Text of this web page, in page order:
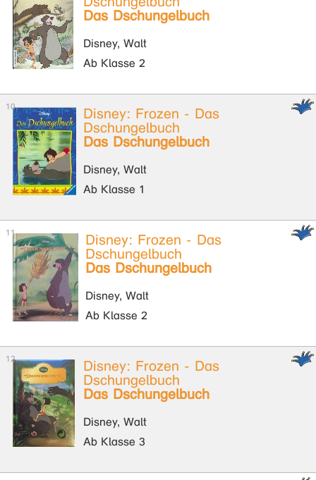
Das Dschungelbuch
Disney, Walt
Ab Klasse 2
Disney: Frozen - Das
Dschungelbuch
Das Dschungelbuch
Disney, Walt
Ab Klasse 1
Disney: Frozen - Das
Dschungelbuch
Das Dschungelbuch
Disney, Walt
Ab Klasse 2
Disney: Frozen - Das
Dschungelbuch
Das Dschungelbuch
Disney, Walt
Ab Klasse 3